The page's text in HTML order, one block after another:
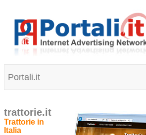
Portali.it
trattorie.it
Trattorie in
Italia